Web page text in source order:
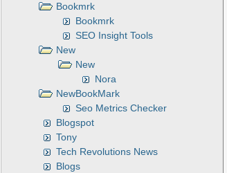
Bookmrk
Bookmrk
SEO Insight Tools
New
New
Nora
NewBookMark
Seo Metrics Checker
Blogspot
Tony
Tech Revolutions News
Blogs